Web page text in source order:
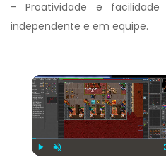
– Proatividade e
independente e em equipe.